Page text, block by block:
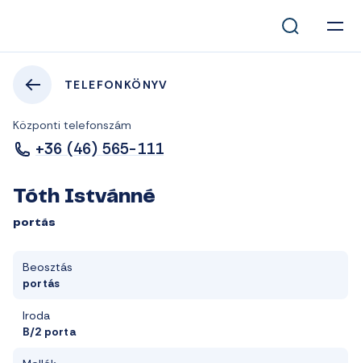
TELEFONKÖNYV
Központi telefonszám
+36 (46) 565-111
Tóth Istvánné
portás
Beosztás
portás
Iroda
B/2 porta